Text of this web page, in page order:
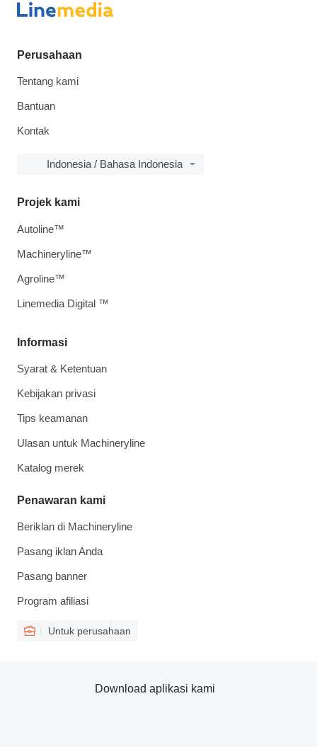
Perusahaan
Tentang kami
Bantuan
Kontak
Indonesia / Bahasa Indonesia
Informasi
Syarat & Ketentuan
Kebijakan privasi
Tips keamanan
Ulasan untuk Machineryline
Katalog merek
Penawaran kami
Beriklan di Machineryline
Pasang iklan Anda
Pasang banner
Program afiliasi
Untuk perusahaan
Projek kami
Autoline™
Machineryline™
Agroline™
Linemedia Digital ™
Download aplikasi kami